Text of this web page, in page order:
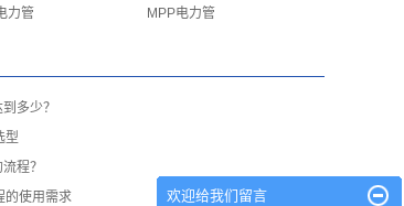
力管 MPP电力管
多少？
型
程？
的使用需求
欢迎给我们留言